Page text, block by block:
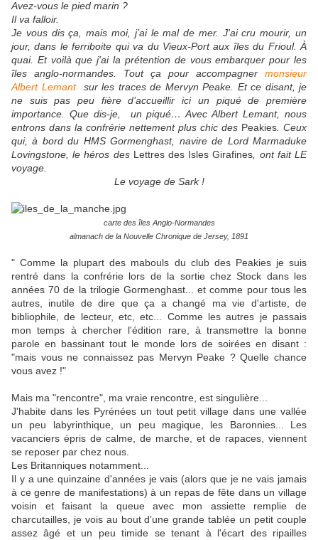
Avez-vous le pied marin ?
Il va falloir.
Je vous dis ça, mais moi, j’ai le mal de mer. J'ai cru mourir, un
jour, dans le ferriboite qui va du Vieux-Port aux îles du Frioul. À
quai. Et voilà que j'ai la prétention de vous embarquer pour les
îles anglo-normandes. Tout ça pour accompagner
monsieur
Albert Lemantsur les traces de Mervyn Peake.
Et ce disant, je
ne suis pas peu fière d’accueillir ici un piqué de première
importance. Que dis-je, un piqué… Avec Albert Lemant, nous
entrons dans la confrérie nettement plus chic des Peakies . Ceux
qui, à bord du HMS Gormenghast, navire de Lord Marmaduke
Lovingstone, le héros desLettres des Isles Girafines , ont fait LE
voyage.
Le voyage de Sark !
carte des îles Anglo-Normandes
almanach de la Nouvelle Chronique de Jersey, 1891
" Comme la plupart des mabouls du club des Peakies je suis
rentré dans la confrérie lors de la sortie chez Stock dans les
années 70 de la trilogie Gormenghast... et comme pour tous les
autres, inutile de dire que ça a changé ma vie d'artiste, de
bibliophile, de lecteur, etc, etc... Comme les autres je passais
mon temps à chercher l'édition rare, à transmettre la bonne
parole en bassinant tout le monde lors de soirées en disant :
"mais vous ne connaissez pas Mervyn Peake ? Quelle chance
vous avez !"
Mais ma "rencontre", ma vraie rencontre, est singulière...
J'habite dans les Pyrénées un tout petit village dans une vallée
un peu labyrinthique, un peu magique, les Baronnies... Les
vacanciers épris de calme, de marche, et de rapaces, viennent
se reposer par chez nous.
Les Britanniques notamment...
Il y a une quinzaine d'années je vais (alors que je ne vais jamais
à ce genre de manifestations) à un repas de fête dans un village
voisin et faisant la queue avec mon assiette remplie de
charcutailles, je vois au bout d’une grande tablée un petit couple
assez âgé et un peu timide se tenant à l'écart des ripailles